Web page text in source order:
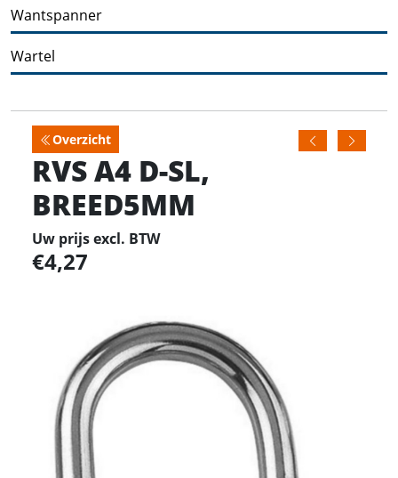
Wantspanner
Wartel
Overzicht
RVS A4 D-SL,
BREED5MM
Uw prijs excl. BTW
4,27